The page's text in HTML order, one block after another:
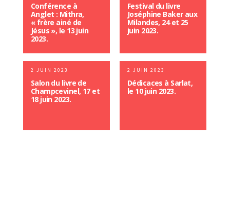
Conférence à
Anglet : Mithra,
« frère ainé de
Jésus », le 13 juin
2023.
Festival du livre
Joséphine Baker aux
Milandes, 24 et 25
juin 2023.
2 JUIN 2023
Salon du livre de
Champcevinel, 17 et
18 juin 2023.
2 JUIN 2023
Dédicaces à Sarlat,
le 10 juin 2023.